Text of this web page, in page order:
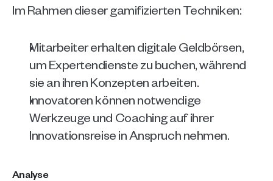
Im Rahmen dieser gamifizierten Techniken:
Mitarbeiter erhalten digitale Geldbörsen,
um Expertendienste zu buchen, während
sie an ihren Konzepten arbeiten.
Innovatoren können notwendige
Werkzeuge und Coaching auf ihrer
Innovationsreise in Anspruch nehmen.
Analyse